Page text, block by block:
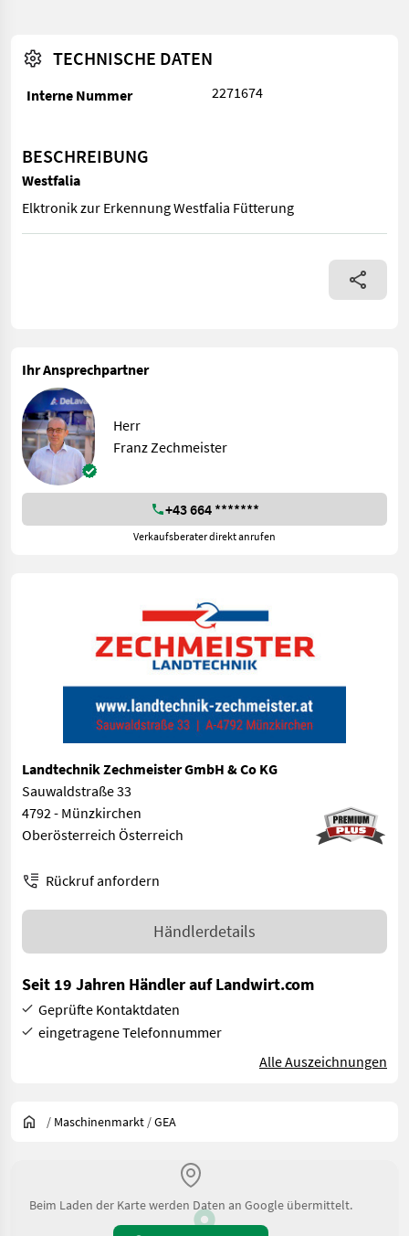
TECHNISCHE DATEN
Interne Nummer 2271674
BESCHREIBUNG
Westfalia
Elktronik zur Erkennung Westfalia Fütterung
Elktronik zur Erkennung Westfalia Fütterung
Ihr Ansprechpartner
Herr
Franz Zechmeister
+43 664 *******
Verkaufsberater direkt anrufen
Landtechnik Zechmeister GmbH & Co KG
Sauwaldstraße 33
4792 - Münzkirchen
Oberösterreich Österreich
Rückruf anfordern
Händlerdetails
Seit 19 Jahren Händler auf Landwirt.com
Geprüfte Kontaktdaten
eingetragene Telefonnummer
Alle Auszeichnungen
/ Maschinenmarkt /GEA
Beim Laden der Karte werden Daten an Google übermittelt.